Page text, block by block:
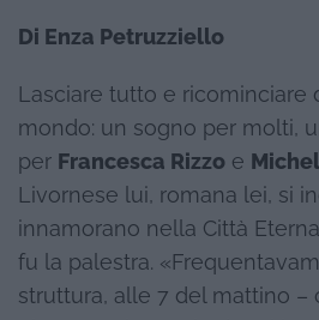
Di Enza Petruzziello
Lasciare tutto e ricominciare
mondo: un sogno per molti,
per Francesca Rizzo e
Livornese lui, romana lei, si
innamorano nella Città
fu la palestra.
struttura, alle 7 del mattino –